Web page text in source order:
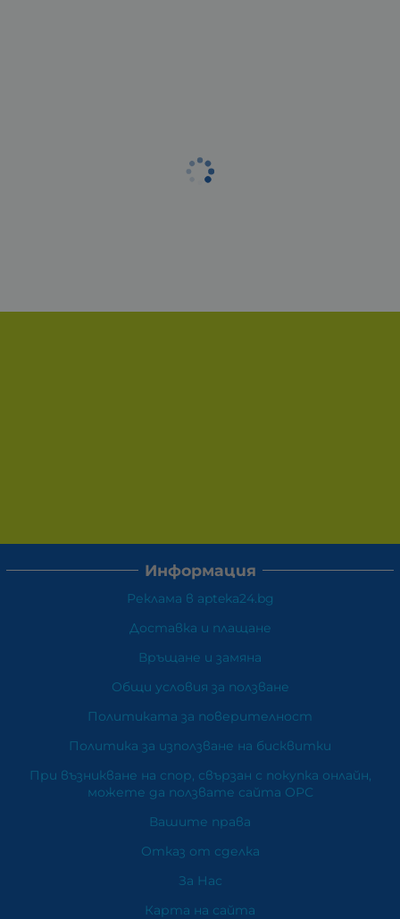
Информация
Реклама в apteka24.bg
Доставка и плащане
Връщане и замяна
Общи условия за ползване
Политиката за поверителност
Политика за използване на бисквитки
При възникване на спор, свързан с покупка онлайн,
можете да ползвате сайта ОРС
Вашите права
Отказ от сделка
За Нас
Карта на сайта